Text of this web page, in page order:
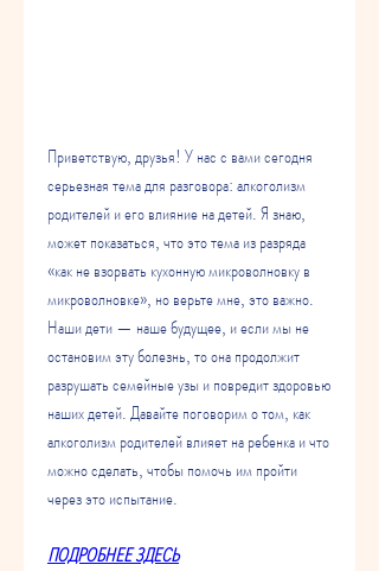
Приветствую, друзья! У нас с вами сегодня
серьезная тема для разговора: алкоголизм
родителей и его влияние на детей. Я знаю,
может показаться, что это тема из разряда
«как не взорвать кухонную микроволновку в
микроволновке», но верьте мне, это важно.
Наши дети — наше будущее, и если мы не
остановим эту болезнь, то она продолжит
разрушать семейные узы и повредит здоровью
наших детей. Давайте поговорим о том, как
алкоголизм родителей влияет на ребенка и что
можно сделать, чтобы помочь им пройти
через это испытание.
ПОДРОБНЕЕ ЗДЕСЬ